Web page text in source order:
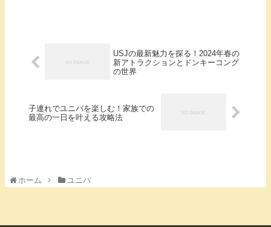
USJの最新魅力を探る！2024年春の
新アトラクションとドンキーコング
の世界
子連れでユニバを楽しむ！家族での
最高の一日を叶える攻略法
ホーム ユニバ